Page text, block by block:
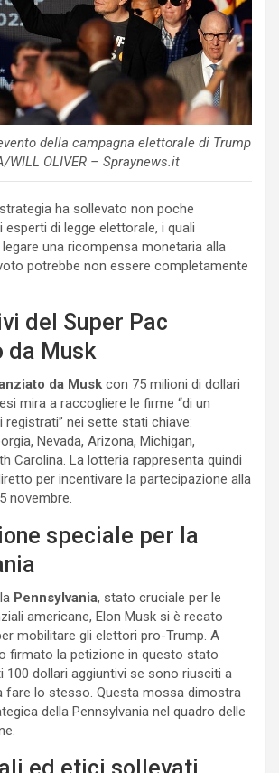
della campagna elettorale di Trump
WILL OLIVER – Spraynews.it
ha sollevato non poche
esperti di legge elettorale, i quali
una ricompensa monetaria alla
potrebbe non essere completamente
del Super Pac
da Musk
da Musk con 75 milioni di dollari
mira a raccogliere le firme “di un
registrati” nei sette stati chiave:
Nevada, Arizona, Michigan,
Carolina. La lotteria rappresenta quindi
per incentivare la partecipazione alla
novembre.
speciale per la
Pennsylvania, stato cruciale per le
americane, Elon Musk si è recato
mobilitare gli elettori pro-Trump. A
firmato la petizione in questo stato
dollari aggiuntivi se sono riusciti a
fare lo stesso. Questa mossa dimostra
della Pennsylvania nel quadro delle